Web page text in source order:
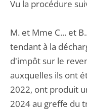
Vu la procédure
M. et Mme C... et
tendant à la
d'impôt sur le
auxquelles ils ont
2022, ont produit
2024 au greffe du